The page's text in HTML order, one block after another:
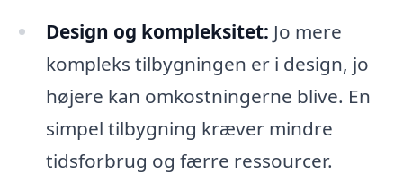
Design og kompleksitet: Jo mere
kompleks tilbygningen er i design, jo
højere kan omkostningerne blive. En
simpel tilbygning kræver mindre
tidsforbrug og færre ressourcer.